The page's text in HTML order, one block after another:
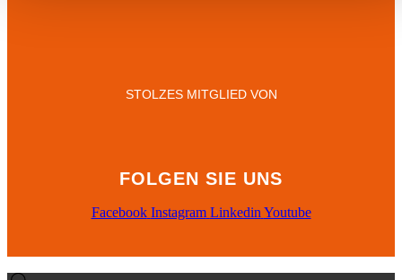
STOLZES MITGLIED VON
FOLGEN SIE UNS
Facebook Instagram Linkedin Youtube